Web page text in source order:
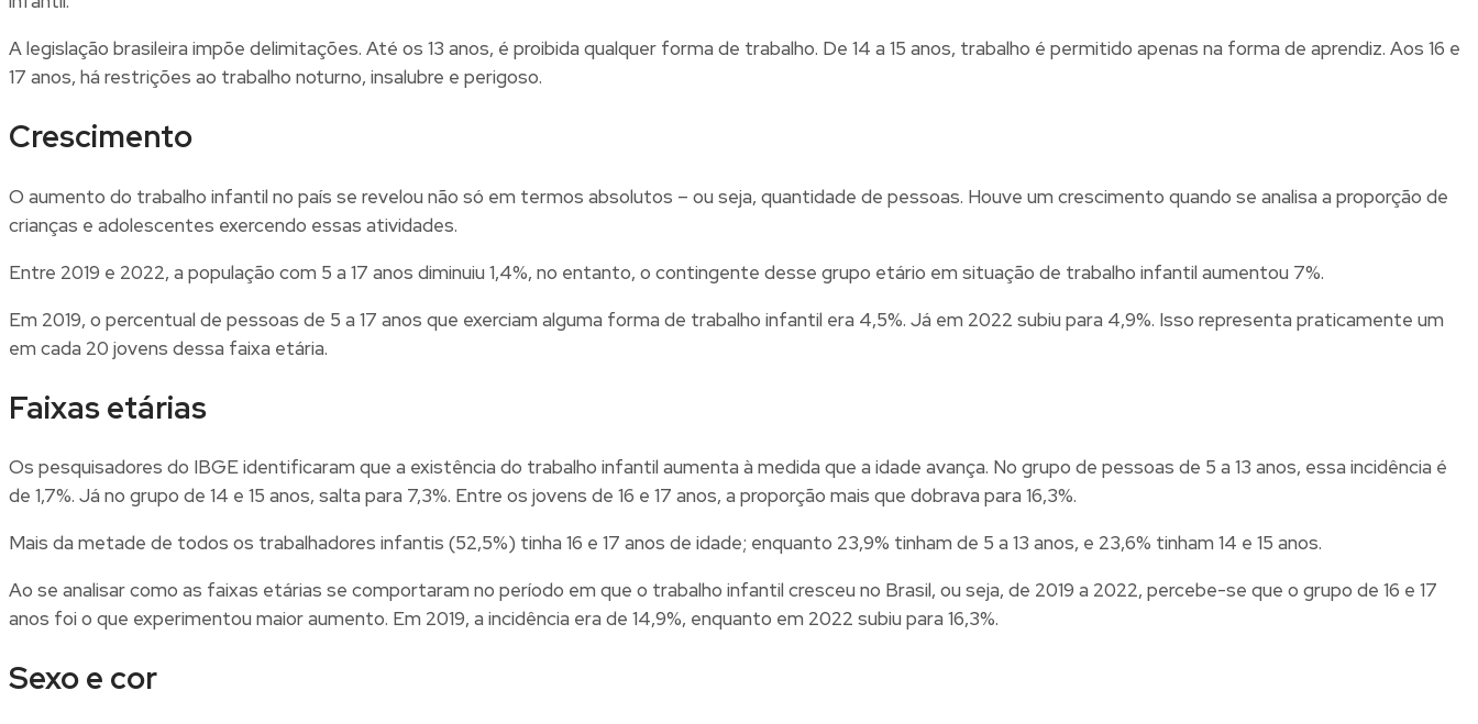
A legislação brasileira impõe delimitações. Até os 13 anos, é proibida qualquer forma de trabalho. De 14 a 15 anos, trabalho é permitido apenas na forma de aprendiz. Aos 16 e
17 anos, há restrições ao trabalho noturno, insalubre e perigoso.
Crescimento
O aumento do trabalho infantil no país se revelou não só em termos absolutos – ou seja, quantidade de pessoas. Houve um crescimento quando se analisa a proporção de
crianças e adolescentes exercendo essas atividades.
Entre 2019 e 2022, a população com 5 a 17 anos diminuiu 1,4%, no entanto, o contingente desse grupo etário em situação de trabalho infantil aumentou 7%.
Em 2019, o percentual de pessoas de 5 a 17 anos que exerciam alguma forma de trabalho infantil era 4,5%. Já em 2022 subiu para 4,9%. Isso representa praticamente um
em cada 20 jovens dessa faixa etária.
Faixas etárias
Os pesquisadores do IBGE identificaram que a existência do trabalho infantil aumenta à medida que a idade avança. No grupo de pessoas de 5 a 13 anos, essa incidência é
de 1,7%. Já no grupo de 14 e 15 anos, salta para 7,3%. Entre os jovens de 16 e 17 anos, a proporção mais que dobrava para 16,3%.
Mais da metade de todos os trabalhadores infantis (52,5%) tinha 16 e 17 anos de idade; enquanto 23,9% tinham de 5 a 13 anos, e 23,6% tinham 14 e 15 anos.
Ao se analisar como as faixas etárias se comportaram no período em que o trabalho infantil cresceu no Brasil, ou seja, de 2019 a 2022, percebe-se que o grupo de 16 e 17
anos foi o que experimentou maior aumento. Em 2019, a incidência era de 14,9%, enquanto em 2022 subiu para 16,3%.
Sexo e cor